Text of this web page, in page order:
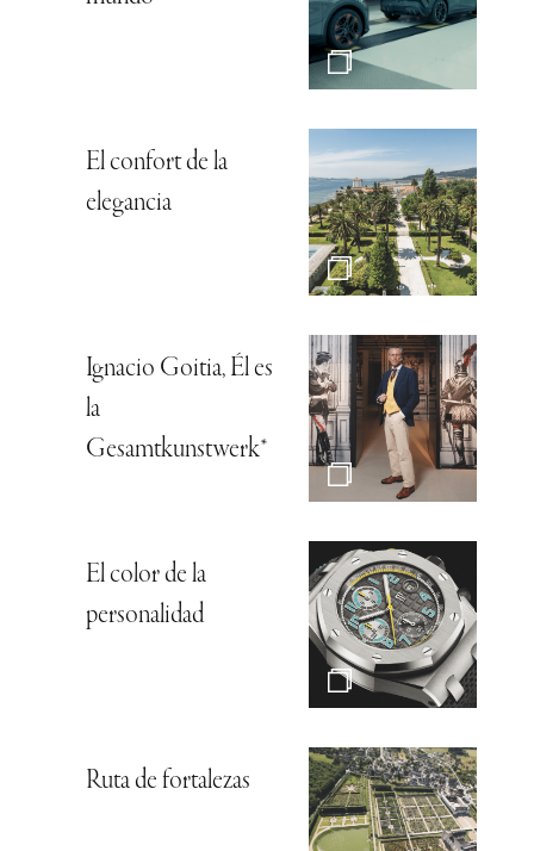
El confort de la
elegancia
Ignacio Goitia, Él es
la
Gesamtkunstwerk*
El color de la
personalidad
Ruta de fortalezas